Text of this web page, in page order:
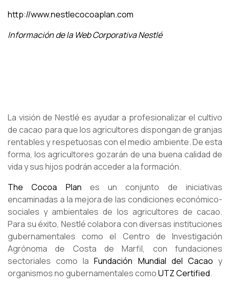
http://www.nestlecocoaplan.com
Información de la Web Corporativa Nestlé
La visión de Nestlé es ayudar a profesionalizar el cultivo
de cacao para que los agricultores dispongan de granjas
rentables y respetuosas con el medio ambiente. De esta
forma, los agricultores gozarán de una buena calidad de
vida y sus hijos podrán acceder a la formación.
The Cocoa Plan es un conjunto de iniciativas
encaminadas a la mejora de las condiciones económico-
sociales y ambientales de los agricultores de cacao.
Para su éxito, Nestlé colabora con diversas instituciones
gubernamentales como el Centro de Investigación
Agrónoma de Costa de Marfil, con fundaciones
sectoriales como laFundación Mundial del Cacao y
organismos no gubernamentales comoUTZ Certified.